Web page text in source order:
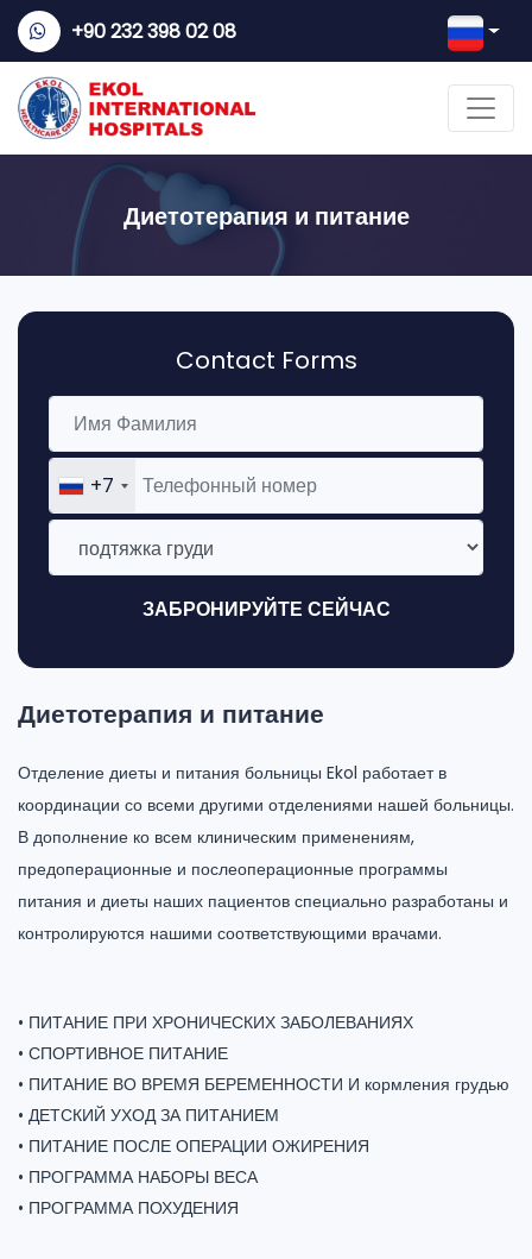
+90 232 398 02 08
Диетотерапия и питание
Contact Forms
+7
ЗАБРОНИРУЙТЕ СЕЙЧАС
Диетотерапия и питание
Отделение диеты и питания больницы Ekol работает в
координации со всеми другими отделениями нашей больницы.
В дополнение ко всем клиническим применениям,
предоперационные и послеоперационные программы
питания и диеты наших пациентов специально разработаны и
контролируются нашими соответствующими врачами.
• ПИТАНИЕ ПРИ ХРОНИЧЕСКИХ ЗАБОЛЕВАНИЯХ
• СПОРТИВНОЕ ПИТАНИЕ
• ПИТАНИЕ ВО ВРЕМЯ БЕРЕМЕННОСТИ И кормления грудью
• ДЕТСКИЙ УХОД ЗА ПИТАНИЕМ
• ПИТАНИЕ ПОСЛЕ ОПЕРАЦИИ ОЖИРЕНИЯ
• ПРОГРАММА НАБОРЫ ВЕСА
• ПРОГРАММА ПОХУДЕНИЯ